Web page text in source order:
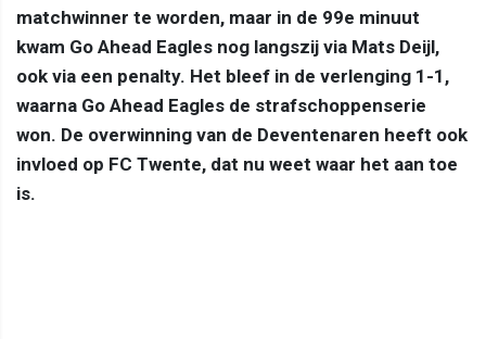
matchwinner te worden, maar in de 99e minuut
kwam Go Ahead Eagles nog langszij via Mats Deijl,
ook via een penalty. Het bleef in de verlenging 1-1,
waarna Go Ahead Eagles de strafschoppenserie
won. De overwinning van de Deventenaren heeft ook
invloed op FC Twente, dat nu weet waar het aan toe
is.